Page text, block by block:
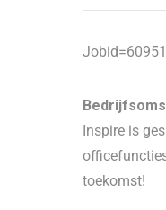
Inspire is
toekomst!